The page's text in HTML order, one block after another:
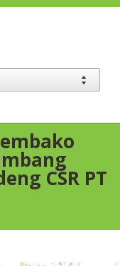
CSR PT